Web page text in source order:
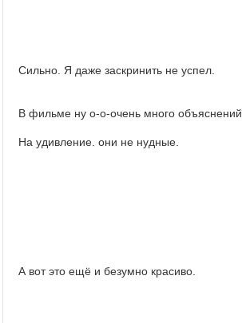
Сильно. Я даже заскринить не успел.
В фильме ну о-о-очень много объяснений.
На удивление. они не нудные.
А вот это ещё и безумно красиво.